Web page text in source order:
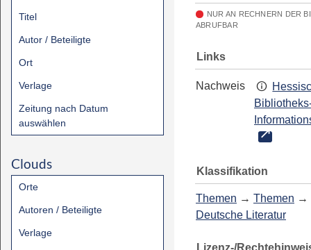
Titel
Autor / Beteiligte
Ort
Verlage
Zeitung nach Datum
auswählen
Clouds
Orte
Autoren / Beteiligte
Verlage
NUR AN RECHNERN DER
ABRUFBAR
Links
Nachweis
Klassifikation
Themen → Themen →
Deutsche Literatur
Lizenz-/